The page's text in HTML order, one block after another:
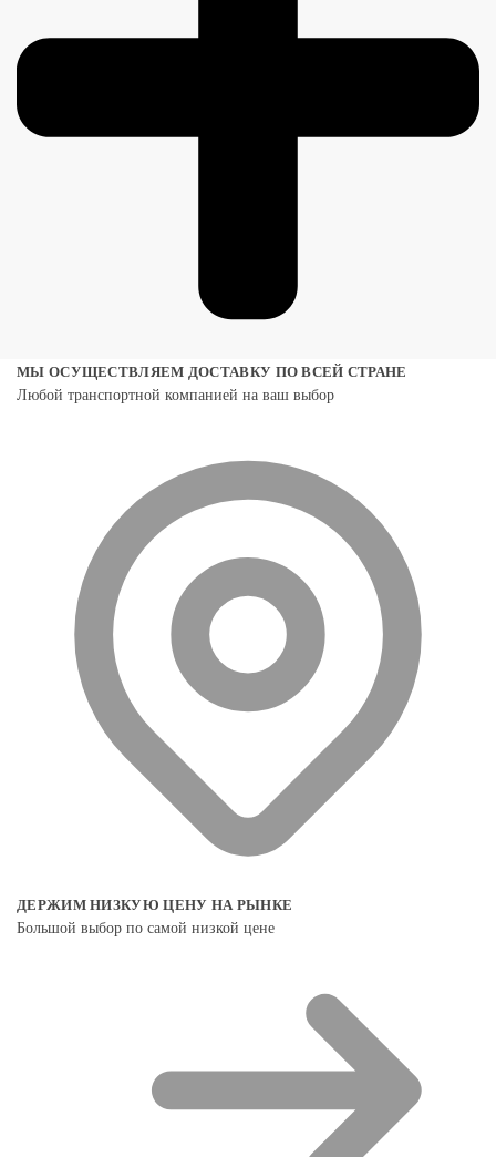
МЫ ОСУЩЕСТВЛЯЕМ ДОСТАВКУ ПО ВСЕЙ СТРАНЕ
Любой транспортной компанией на ваш выбор
ДЕРЖИМ НИЗКУЮ ЦЕНУ НА РЫНКЕ
Большой выбор по самой низкой цене